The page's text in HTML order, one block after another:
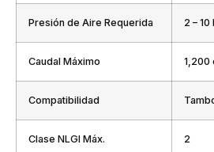
Presión de Aire Requerida 2 – 10
Caudal Máximo 1,200
Compatibilidad
Clase NLGI Máx. 2